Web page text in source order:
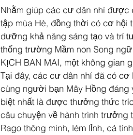
Nhằm giúp các cư dân nhí được
tập mùa Hè, đồng thời có cơ hội
dưỡng khả năng sáng tạo và trí
thống trường Mầm non Song
KỊCH BAN MAI, một không gian
Tại đây, các cư dân nhí đã có
cùng người bạn Mây Hồng đáng
biệt nhất là được thưởng thức
câu chuyện về hành trình trưởng
Rago thông minh, lém lỉnh, cá